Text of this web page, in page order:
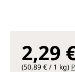
2,29
(50,89 € / 1 kg)